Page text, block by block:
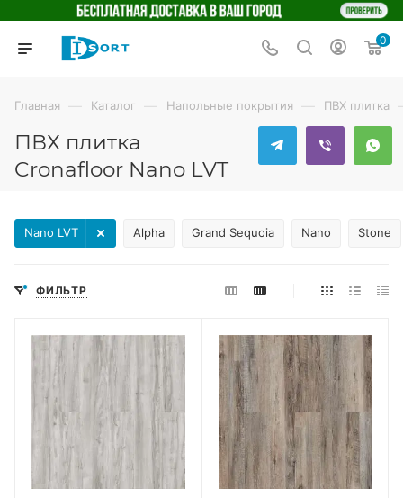
0
Главная — Каталог — Напольные покрытия — ПВХ плитка
ПВХ плитка
Cronafloor Nano LVT
Alpha Grand Sequoia Nano Stone
Nano LVT
ФИЛЬТР